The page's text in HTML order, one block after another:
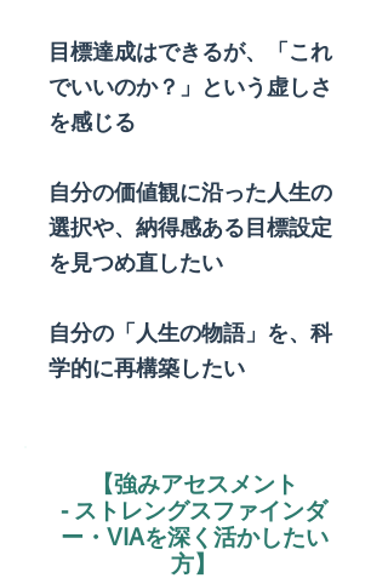
目標達成はできるが、「これ
でいいのか？」という虚しさ
を感じる
自分の価値観に沿った人生の
選択や、納得感ある目標設定
を見つめ直したい
自分の「人生の物語」を、科
学的に再構築したい
【​強みアセスメント
- ストレングスファインダ
ー・VIAを深く活かしたい
方】